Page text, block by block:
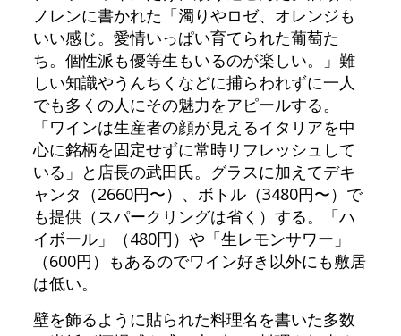
ノレンに書かれた「濁りやロゼ、オレンジも
いい感じ。愛情いっぱい育てられた葡萄た
ち。個性派も優等生もいるのが楽しい。」難
しい知識やうんちくなどに捕らわれずに一人
でも多くの人にその魅力をアピールする。
「ワインは生産者の顔が見えるイタリアを中
心に銘柄を固定せずに常時リフレッシュして
いる」と店長の武田氏。グラスに加えてデキ
ャンタ（2660円〜）、ボトル（3480円〜）で
も提供（スパークリングは省く）する。「ハ
イボール」（480円）や「生レモンサワー」
（600円）もあるのでワイン好き以外にも敷居
は低い。
壁を飾るように貼られた料理名を書いた多数